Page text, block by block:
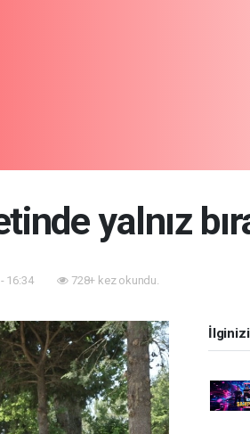
yalnız
16:34 728+ kez okundu.